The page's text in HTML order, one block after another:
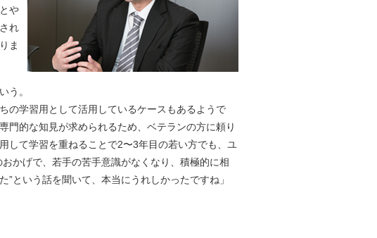
や
れ
ま
う。
の学習用として活用しているケースもあるようで
門的な知見が求められるため、ベテランの方に頼り
して学習を重ねることで2〜3年目の若い方でも、ユ
かげで、若手の苦手意識がなくなり、積極的に相
という話を聞いて、本当にうれしかったですね」